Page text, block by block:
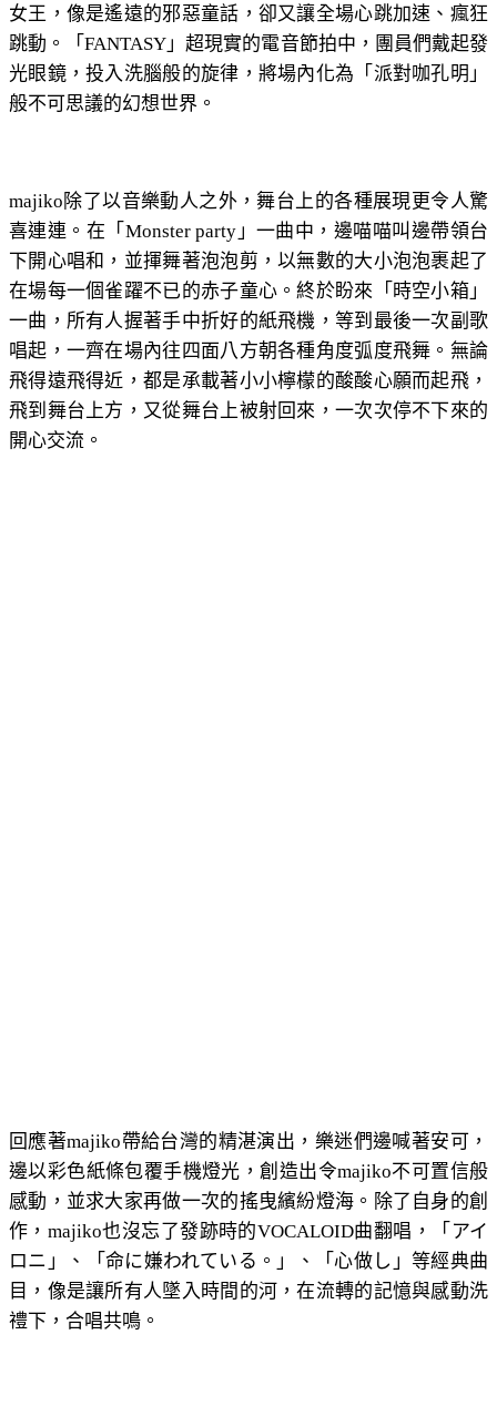
女王，像是遙遠的邪惡童話，卻又讓全場心跳加速、瘋狂
跳動。「FANTASY」超現實的電音節拍中，團員們戴起發
光眼鏡，投入洗腦般的旋律，將場內化為「派對咖孔明」
般不可思議的幻想世界。
majiko除了以音樂動人之外，舞台上的各種展現更令人驚
喜連連。在「Monster party」一曲中，邊喵喵叫邊帶領台
下開心唱和，並揮舞著泡泡剪，以無數的大小泡泡裹起了
在場每一個雀躍不已的赤子童心。終於盼來「時空小箱」
一曲，所有人握著手中折好的紙飛機，等到最後一次副歌
唱起，一齊在場內往四面八方朝各種角度弧度飛舞。無論
飛得遠飛得近，都是承載著小小檸檬的酸酸心願而起飛，
飛到舞台上方，又從舞台上被射回來，一次次停不下來的
開心交流。
回應著majiko帶給台灣的精湛演出，樂迷們邊喊著安可，
邊以彩色紙條包覆手機燈光，創造出令majiko不可置信般
感動，並求大家再做一次的搖曳繽紛燈海。除了自身的創
作，majiko也沒忘了發跡時的VOCALOID曲翻唱，「アイ
ロニ」、「命に嫌われている。」、「心做し」等經典曲
目，像是讓所有人墜入時間的河，在流轉的記憶與感動洗
禮下，合唱共鳴。